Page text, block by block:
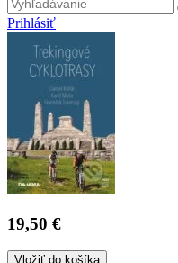
Prihlásiť
19,50 €
Vložiť do košíka